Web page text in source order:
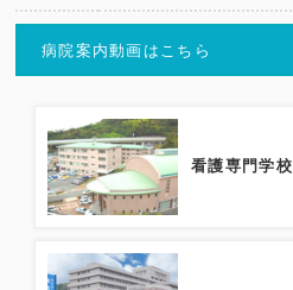
病院案内動画はこちら
看護専門学校